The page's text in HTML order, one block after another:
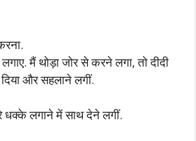
मैं थोड़ा जोर से करने लगा, तो दीदी
और सहलाने लगीं.
धक्के लगाने में साथ देने लगीं.